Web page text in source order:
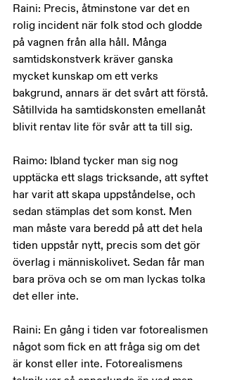
Raini: Precis, åtminstone var det en
rolig incident när folk stod och glodde
på vagnen från alla håll. Många
samtidskonstverk kräver ganska
mycket kunskap om ett verks
bakgrund, annars är det svårt att förstå.
Såtillvida ha samtidskonsten emellanåt
blivit rentav lite för svår att ta till sig.
Raimo: Ibland tycker man sig nog
upptäcka ett slags tricksande, att syftet
har varit att skapa uppståndelse, och
sedan stämplas det som konst. Men
man måste vara beredd på att det hela
tiden uppstår nytt, precis som det gör
överlag i människolivet. Sedan får man
bara pröva och se om man lyckas tolka
det eller inte.
Raini: En gång i tiden var fotorealismen
något som fick en att fråga sig om det
är konst eller inte. Fotorealismens